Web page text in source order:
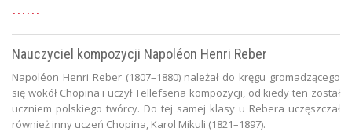
Nauczyciel kompozycji Napoléon Henri Reber
Napoléon Henri Reber (1807–1880) należał do kręgu gromadzącego
się wokół Chopina i uczył Tellefsena kompozycji, od kiedy ten został
uczniem polskiego twórcy. Do tej samej klasy u Rebera uczęszczał
również inny uczeń Chopina, Karol Mikuli (1821–1897).